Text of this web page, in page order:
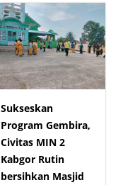
Sukseskan
Program Gembira,
Civitas MIN 2
Kabgor Rutin
bersihkan Masjid